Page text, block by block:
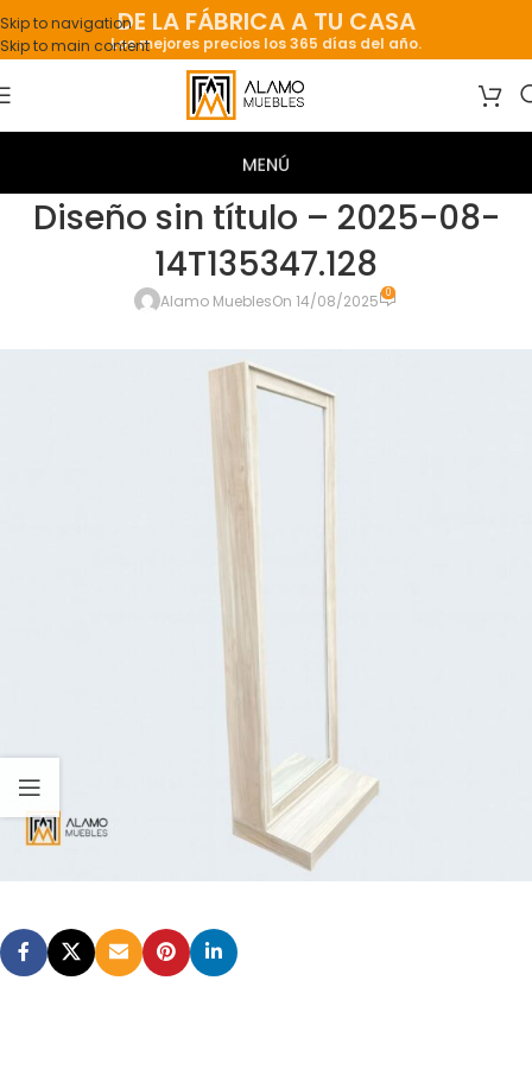
Skip to navigation
Skip to main content
DE LA FÁBRICA A TU CASA
Los mejores precios los 365 días del año.
Diseño sin título – 2025-08-
14T135347.128
Alamo MueblesOn 14/08/2025 0